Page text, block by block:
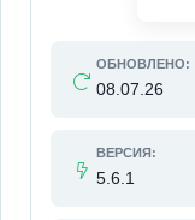
ОБНОВЛЕНО:
08.07.26
ВЕРСИЯ:
5.6.1